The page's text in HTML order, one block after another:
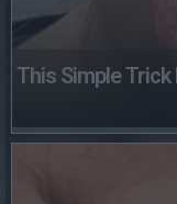
This Simple